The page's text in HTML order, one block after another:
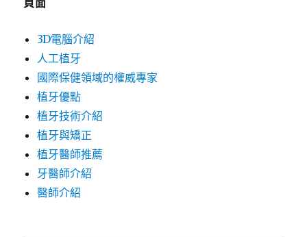
頁面
3D電腦介紹
人工植牙
國際保健領域的權威專家
植牙優點
植牙技術介紹
植牙與矯正
植牙醫師推薦
牙醫師介紹
醫師介紹